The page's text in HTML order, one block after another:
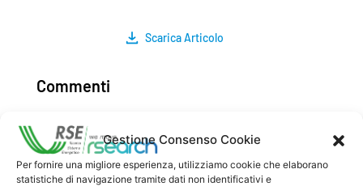
Gestione Consenso Cookie
Per fornire una migliore esperienza, utilizziamo cookie che elaborano
statistiche di navigazione tramite dati non identificativi e
Scarica Articolo
Commenti
Pubblica un commento